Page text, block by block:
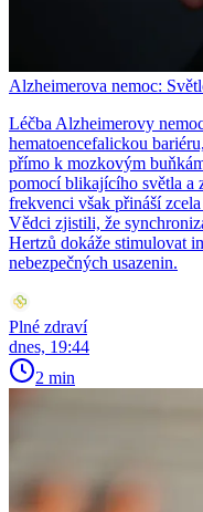
Alzheimerova nemoc:
Léčba Alzheimerovy
hematoencefalickou
přímo k mozkovým
pomocí blikajícího světla a
frekvenci však přináší
Vědci zjistili, že
Hertzů dokáže stimulovat
nebezpečných usazenin.
Plné zdraví
dnes, 19:44
2 min